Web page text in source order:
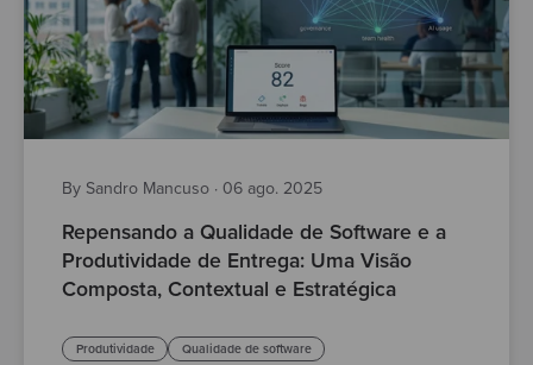
By Sandro Mancuso · 06 ago. 2025
Repensando a Qualidade de Software e a
Produtividade de Entrega: Uma Visão
Composta, Contextual e Estratégica
Produtividade Qualidade de software